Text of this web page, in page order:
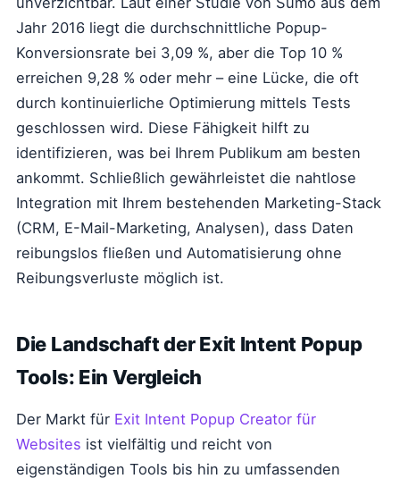
Jahr 2016 liegt die durchschnittliche Popup-
Konversionsrate bei 3,09 %, aber die Top 10 %
erreichen 9,28 % oder mehr – eine Lücke, die oft
durch kontinuierliche Optimierung mittels Tests
geschlossen wird. Diese Fähigkeit hilft zu
identifizieren, was bei Ihrem Publikum am besten
ankommt. Schließlich gewährleistet die nahtlose
Integration mit Ihrem bestehenden Marketing-Stack
(CRM, E-Mail-Marketing, Analysen), dass Daten
reibungslos fließen und Automatisierung ohne
Reibungsverluste möglich ist.
Die Landschaft der Exit Intent Popup
Tools: Ein Vergleich
Der Markt für Exit Intent Popup Creator für
Websites ist vielfältig und reicht von
eigenständigen Tools bis hin zu umfassenden